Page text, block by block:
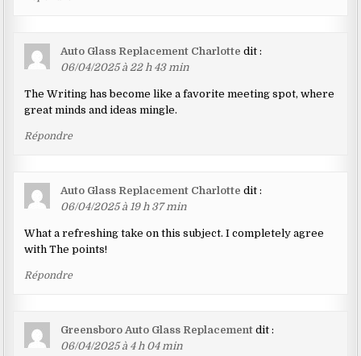
Auto Glass Replacement Charlotte dit :
06/04/2025 à 22 h 43 min
The Writing has become like a favorite meeting spot, where
great minds and ideas mingle.
Répondre
Auto Glass Replacement Charlotte dit :
06/04/2025 à 19 h 37 min
What a refreshing take on this subject. I completely agree
with The points!
Répondre
Greensboro Auto Glass Replacement dit :
06/04/2025 à 4 h 04 min